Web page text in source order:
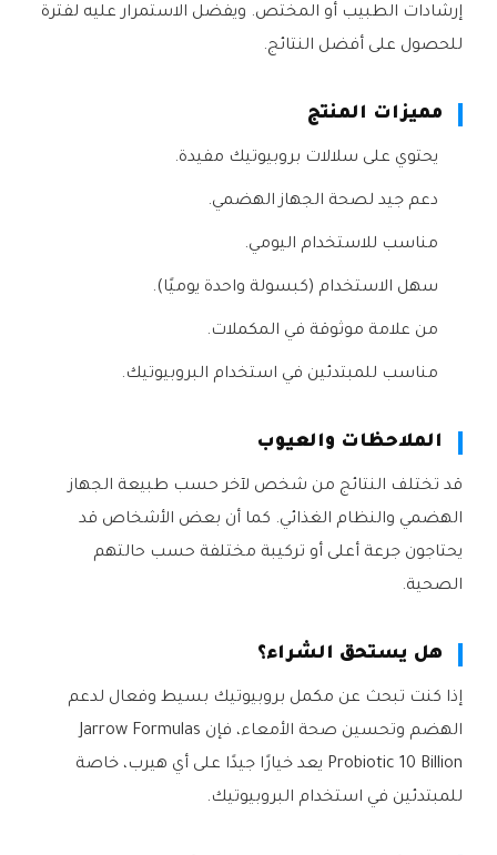
إرشادات الطبيب أو المختص. ويفضل الاستمرار عليه لفترة
للحصول على أفضل النتائج.
مميزات المنتج
يحتوي على سلالات بروبيوتيك مفيدة.
دعم جيد لصحة الجهاز الهضمي.
مناسب للاستخدام اليومي.
سهل الاستخدام (كبسولة واحدة يوميًا).
من علامة موثوقة في المكملات.
مناسب للمبتدئين في استخدام البروبيوتيك.
الملاحظات والعيوب
قد تختلف النتائج من شخص لآخر حسب طبيعة الجهاز
الهضمي والنظام الغذائي. كما أن بعض الأشخاص قد
يحتاجون جرعة أعلى أو تركيبة مختلفة حسب حالتهم
الصحية.
هل يستحق الشراء؟
إذا كنت تبحث عن مكمل بروبيوتيك بسيط وفعال لدعم
الهضم وتحسين صحة الأمعاء، فإن Jarrow Formulas
Probiotic 10 Billion يعد خيارًا جيدًا على أي هيرب، خاصة
للمبتدئين في استخدام البروبيوتيك.